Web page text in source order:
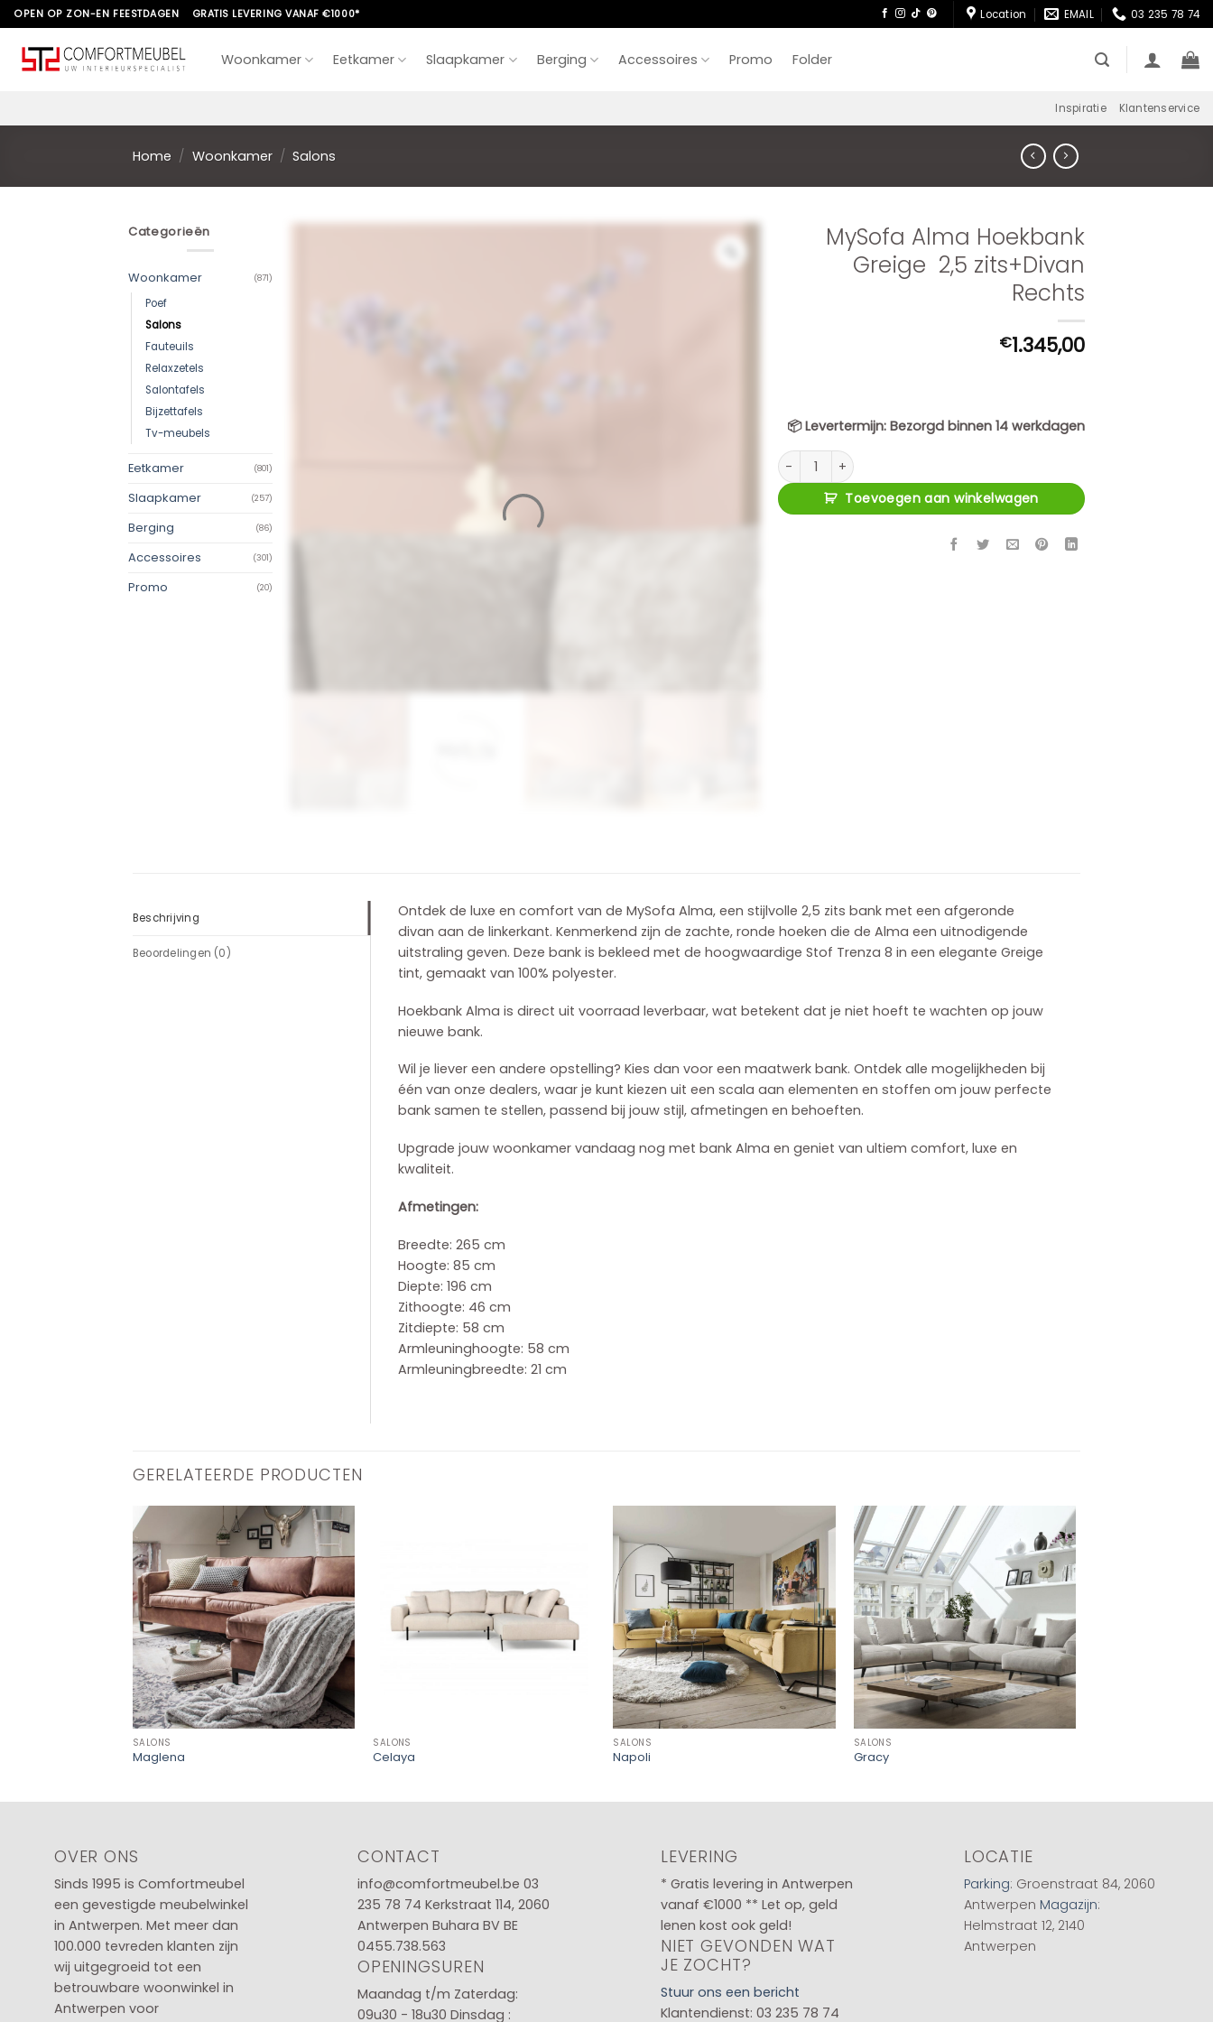
Skip
to
content
OPEN OP ZON-EN FEESTDAGEN GRATIS LEVERING VANAF €1000* Location EMAIL 03 235 78 74
Woonkamer Eetkamer Slaapkamer Berging Accessoires Promo Folder
Inspiratie Klantenservice
Home / Woonkamer / Salons
Categorieën
Woonkamer (871)
Poef
Salons
Fauteuils
Relaxzetels
Salontafels
Bijzettafels
Tv-meubels
Eetkamer (801)
Slaapkamer (257)
Berging (86)
Accessoires (301)
Promo (20)
MySofa Alma Hoekbank
Greige 2,5 zits+Divan
Rechts
€1.345,00
📦Levertermijn: Bezorgd binnen 14 werkdagen
MySofa Alma Hoekbank Greige 2,5 zits+Divan Rechts aantal
Toevoegen aan winkelwagen
Beschrijving
Beoordelingen (0)
Ontdek de luxe en comfort van de MySofa Alma, een stijlvolle 2,5 zits bank met een afgeronde
divan aan de linkerkant. Kenmerkend zijn de zachte, ronde hoeken die de Alma een uitnodigende
uitstraling geven. Deze bank is bekleed met de hoogwaardige Stof Trenza 8 in een elegante Greige
tint, gemaakt van 100% polyester.
Hoekbank Alma is direct uit voorraad leverbaar, wat betekent dat je niet hoeft te wachten op jouw
nieuwe bank.
Wil je liever een andere opstelling? Kies dan voor een maatwerk bank. Ontdek alle mogelijkheden bij
één van onze dealers, waar je kunt kiezen uit een scala aan elementen en stoffen om jouw perfecte
bank samen te stellen, passend bij jouw stijl, afmetingen en behoeften.
Upgrade jouw woonkamer vandaag nog met bank Alma en geniet van ultiem comfort, luxe en
kwaliteit.
Afmetingen:
Breedte: 265 cm
Hoogte: 85 cm
Diepte: 196 cm
Zithoogte: 46 cm
Zitdiepte: 58 cm
Armleuninghoogte: 58 cm
Armleuningbreedte: 21 cm
GERELATEERDE PRODUCTEN
SALONS
Maglena
SALONS
Celaya
SALONS
Napoli
SALONS
Gracy
OVER ONS
Sinds 1995 is Comfortmeubel
een gevestigde meubelwinkel
in Antwerpen. Met meer dan
100.000 tevreden klanten zijn
wij uitgegroeid tot een
betrouwbare woonwinkel in
Antwerpen voor
CONTACT
info@comfortmeubel.be 03
235 78 74 Kerkstraat 114, 2060
Antwerpen Buhara BV BE
0455.738.563
OPENINGSUREN
Maandag t/m Zaterdag:
09u30 - 18u30 Dinsdag :
LEVERING
* Gratis levering in Antwerpen
vanaf €1000 ** Let op, geld
lenen kost ook geld!
NIET GEVONDEN WAT
JE ZOCHT?
Stuur ons een bericht
Klantendienst: 03 235 78 74
LOCATIE
Parking: Groenstraat 84, 2060
Antwerpen Magazijn:
Helmstraat 12, 2140
Antwerpen